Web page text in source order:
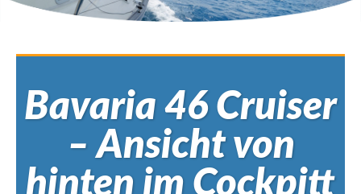
Bavaria 46 Cruiser
– Ansicht von
hinten im Cockpitt